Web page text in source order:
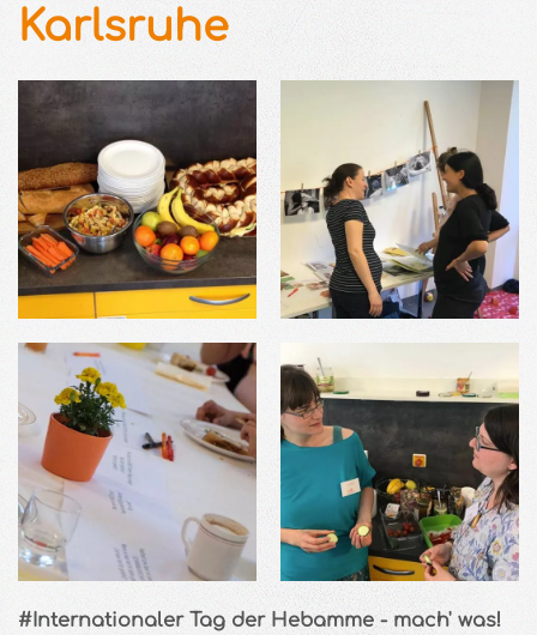
Karlsruhe
#Internationaler Tag der Hebamme - mach' was!